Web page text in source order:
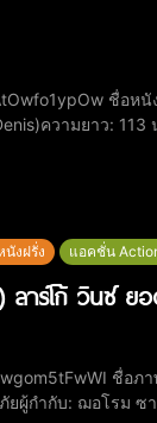
วดหมู่: ไซไฟ / ดราม่า / ระทึกขวัญ
ความยาว:
นังฝรั่ง แอคชั่น
ลาร์โก้ วินซ์ ย
Burma Conspiracy)​ปีที่ฉาย:
ผู้กำกับ: ฌอโรม ซ